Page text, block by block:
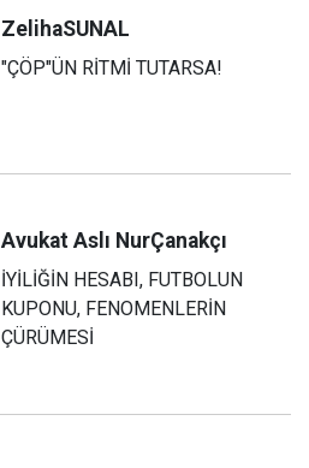
ZelihaSUNAL
"ÇÖP"ÜN RİTMİ TUTARSA!
Avukat Aslı NurÇanakçı
İYİLİĞİN HESABI, FUTBOLUN
KUPONU, FENOMENLERİN
ÇÜRÜMESİ